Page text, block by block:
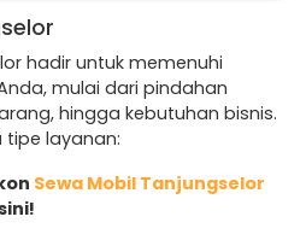
hadir untuk memenuhi
mulai dari pindahan
hingga kebutuhan bisnis.
tipe layanan:
Sewa Mobil Tanjungselor